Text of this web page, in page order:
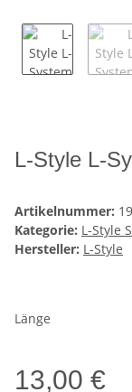
L-Style L-
Artikelnummer:
Kategorie: L-Style
Hersteller: L-Style
Länge
13,00 €